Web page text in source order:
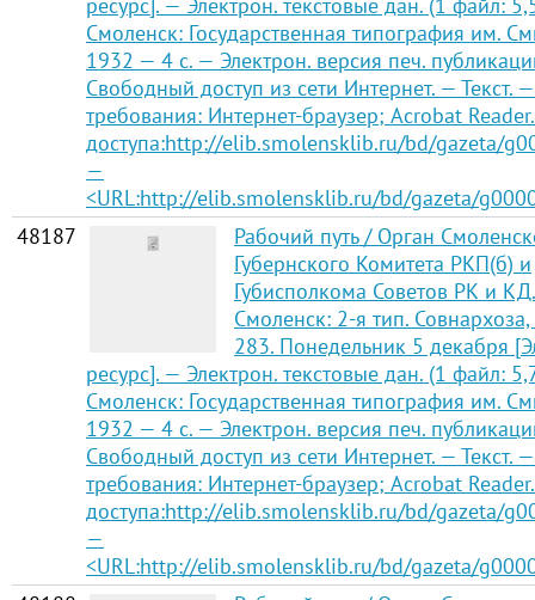
Смоленск: Государственная типография им.
1932 — 4 с. — Электрон. версия печ.
Свободный доступ из сети Интернет. — Текст.
требования: Интернет-браузер; Acrobat
доступа:http://elib.smolensklib.ru/bd/gazeta/
—
<URL:http://elib.smolensklib.ru/bd/gazeta/
48187
Рабочий путь / Орган
Губернского Комитета РКП(б) и
Губисполкома Советов РК и
Смоленск: 2-я тип.
283. Понедельник 5 декабря
ресурс]. — Электрон. текстовые дан. (1 файл:
Смоленск: Государственная типография им.
1932 — 4 с. — Электрон. версия печ.
Свободный доступ из сети Интернет. — Текст.
требования: Интернет-браузер; Acrobat
доступа:http://elib.smolensklib.ru/bd/gazeta/
—
<URL:http://elib.smolensklib.ru/bd/gazeta/